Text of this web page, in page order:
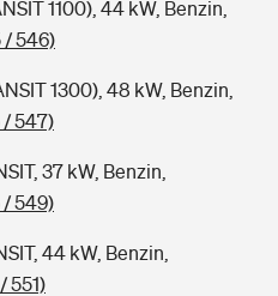
1100), 44 kW, Benzin,
/ 546)
1300), 48 kW, Benzin,
/ 547)
37 kW, Benzin,
/ 549)
44 kW, Benzin,
551)